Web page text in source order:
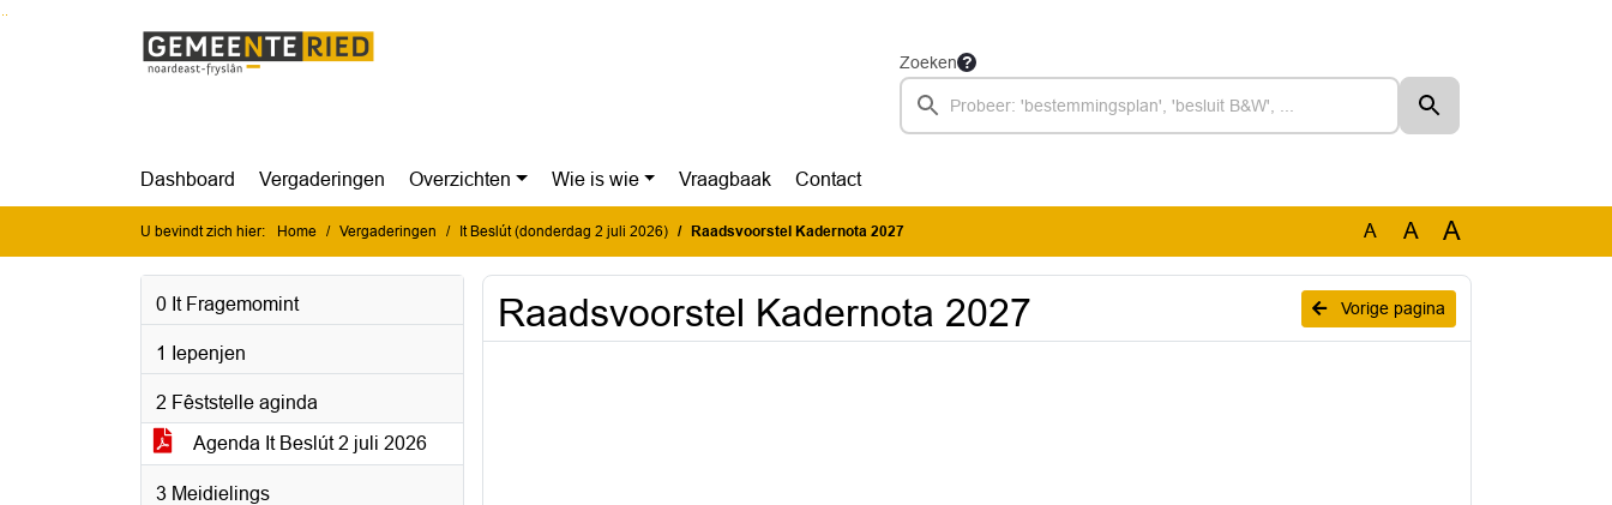
Ga naar de inhoud van deze pagina
Ga naar het zoeken
Ga naar het menu
Zoeken
Dashboard Vergaderingen Overzichten Wie is wie Vraagbaak Contact
U bevindt zich hier: Home Vergaderingen It Beslút (donderdag 2 juli 2026) Raadsvoorstel Kadernota 2027 A A A
0 It Fragemomint
1 Iepenjen
2 Fêststelle aginda
Agenda It Beslút 2 juli 2026
3 Meidielings
Vorige pagina
Raadsvoorstel Kadernota 2027